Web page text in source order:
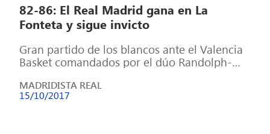
82-86: El Real Madrid gana en La
Fonteta y sigue invicto
Gran partido de los blancos ante el Valencia
Basket comandados por el dúo Randolph-
MADRIDISTA REAL
15/10/2017